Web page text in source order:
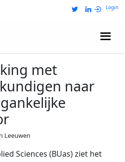
Login
met
naar
Leeuwen
Sciences (BUas) ziet het